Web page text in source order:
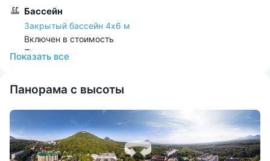
Бассейн
Закрытый бассейн 4х6 м
Включен в стоимость
По назначению врача
От ж/д вокзала 980 м
До источника 390 м
До центра города 760 м
Показать всe
Панорама с высоты